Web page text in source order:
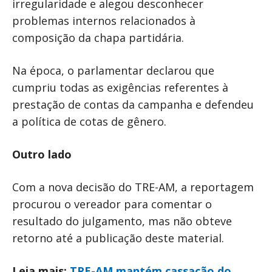
irregularidade e alegou desconhecer
problemas internos relacionados à
composição da chapa partidária.
Na época, o parlamentar declarou que
cumpriu todas as exigências referentes à
prestação de contas da campanha e defendeu
a política de cotas de gênero.
Outro lado
Com a nova decisão do TRE-AM, a reportagem
procurou o vereador para comentar o
resultado do julgamento, mas não obteve
retorno até a publicação deste material.